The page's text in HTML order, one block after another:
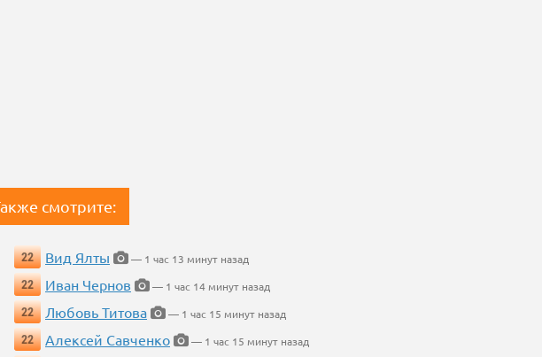
смотрите:
22 Вид Ялты
— 1 час 13 минут назад
22
Иван Чернов
— 1 час 14 минут назад
22
Любовь Титова
— 1 час 15 минут назад
22
Алексей Савченко
— 1 час 15 минут назад